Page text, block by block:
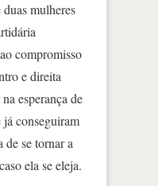
mulheres
compromisso
e direita
esperança de
já conseguiram
de se tornar a
ela se eleja.